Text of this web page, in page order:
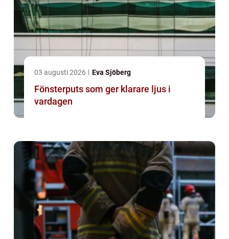
03 augusti 2026 Eva Sjöberg
Fönsterputs som ger klarare ljus i
vardagen